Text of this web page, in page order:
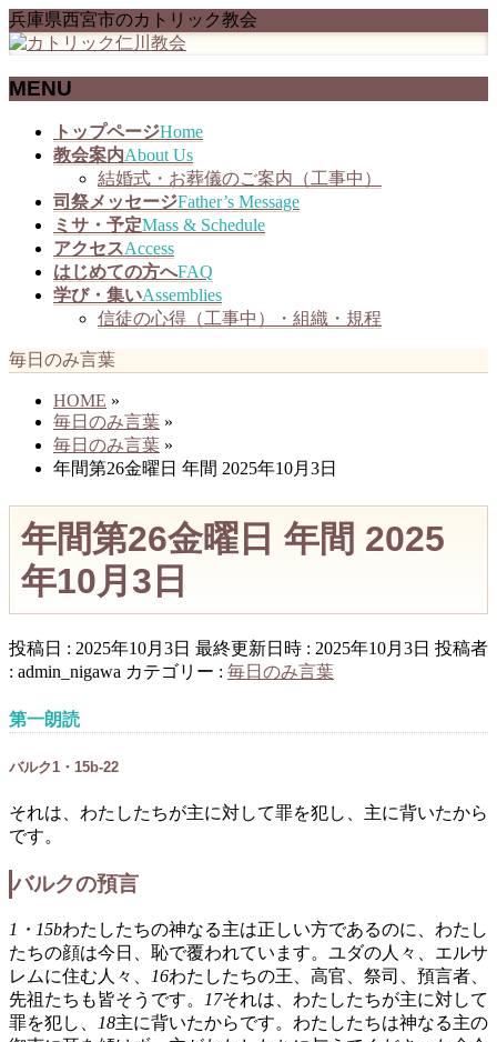
兵庫県西宮市のカトリック教会
MENU
トップページHome
教会案内About Us
結婚式・お葬儀のご案内（工事中）
司祭メッセージFather’s Message
ミサ・予定Mass & Schedule
アクセスAccess
はじめての方へFAQ
学び・集いAssemblies
信徒の心得（工事中）・組織・規程
毎日のみ言葉
HOME »
毎日のみ言葉 »
毎日のみ言葉 »
年間第26金曜日 年間 2025年10月3日
年間第26金曜日 年間 2025
年10月3日
投稿日 : 2025年10月3日 最終更新日時 : 2025年10月3日 投稿者
: admin_nigawa カテゴリー : 毎日のみ言葉
第一朗読
バルク1・15b-22
それは、わたしたちが主に対して罪を犯し、主に背いたから
です。
バルクの預言
1・15bわたしたちの神なる主は正しい方であるのに、わたし
たちの顔は今日、恥で覆われています。ユダの人々、エルサ
レムに住む人々、
16わたしたちの王、高官、祭司、預言者、
先祖たちも皆そうです。
17それは、わたしたちが主に対して
罪を犯し、
18主に背いたからです。わたしたちは神なる主の